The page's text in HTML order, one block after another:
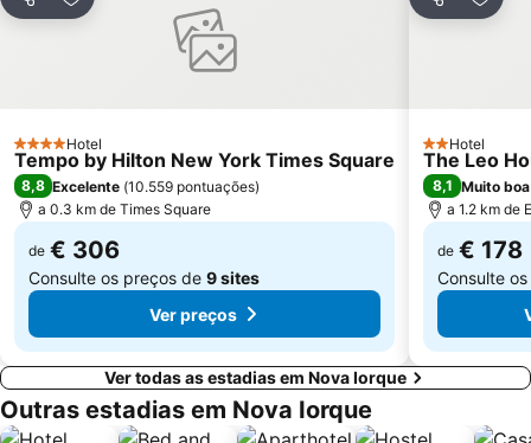
East New York
Javits Center
Museum of the City of New York
PartilharAdicionar aos favoritos
4 Estrelas
Hotel
Tempo by Hilton New York Times Square
8,8 Excelente (10.559 pontuações)
a 0.3 km de Times Square
de € 306
Consulte os preços de 9 sites
Ver preços
Partilhar
2 Estrelas
Hotel
The Leo
8,1 Muito boa
a 1.2 km de
de € 178
Consulte
Ver todas as estadias em Nova Iorque
Outras estadias em Nova Iorque